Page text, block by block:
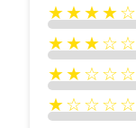
★★★★☆
★★★☆☆
★★☆☆☆
★☆☆☆☆